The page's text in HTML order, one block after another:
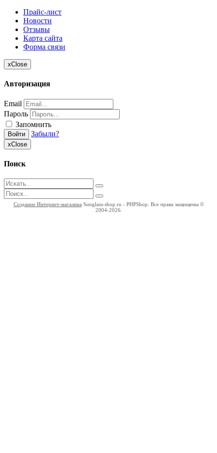
Прайс-лист
Новости
Отзывы
Карта сайта
Форма связи
xClose
Авторизация
Email
Пароль
Запомнить
Войти Забыли?
xClose
Поиск
Создание Интернет-магазина Sunglass-shop.ru - PHPShop. Все права защищены ©
2004-2026.